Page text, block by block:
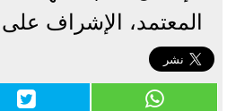
المعتمد، الإشراف